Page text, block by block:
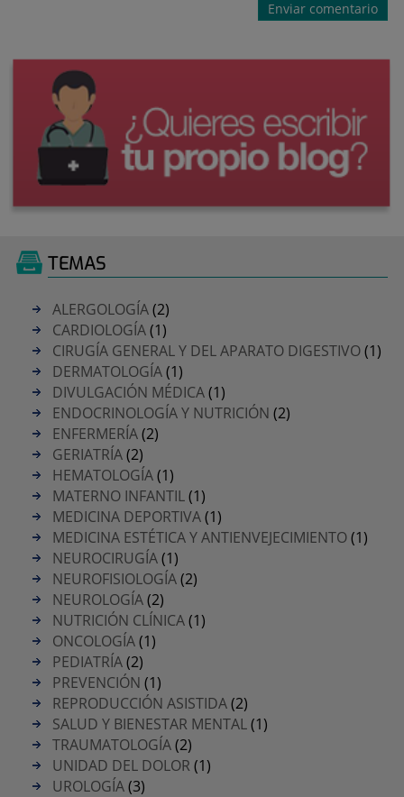
TEMAS
ALERGOLOGÍA(2)
CARDIOLOGÍA(1)
CIRUGÍA GENERAL Y DEL APARATO DIGESTIVO(1)
DERMATOLOGÍA(1)
DIVULGACIÓN MÉDICA(1)
ENDOCRINOLOGÍA Y NUTRICIÓN (2)
ENFERMERÍA(2)
GERIATRÍA(2)
HEMATOLOGÍA(1)
MATERNO INFANTIL(1)
MEDICINA DEPORTIVA(1)
MEDICINA ESTÉTICA Y ANTIENVEJECIMIENTO(1)
NEUROCIRUGÍA(1)
NEUROFISIOLOGÍA(2)
NEUROLOGÍA(2)
NUTRICIÓN CLÍNICA(1)
ONCOLOGÍA(1)
PEDIATRÍA(2)
PREVENCIÓN (1)
REPRODUCCIÓN ASISTIDA(2)
SALUD Y BIENESTAR MENTAL(1)
TRAUMATOLOGÍA(2)
UNIDAD DEL DOLOR(1)
UROLOGÍA(3)